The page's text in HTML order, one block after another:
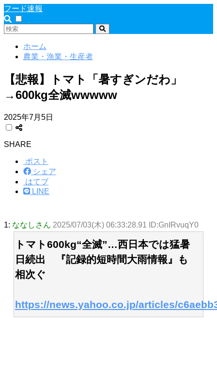
フード速報
ホーム
農業・漁業・生産者
【悲報】トマト「暑すぎンだわ」
→600kg全滅wwwww
2025年7月5日
SHARE
ポスト
シェア
はてブ
LINE
1: ななしさん 2025/07/03(木) 06:33:28.91 ID:GnIRvuqY0
トマト600kg“全滅”…西日本では猛暑
日続出 『記録的短時間大雨情報』も
相次ぐ
https://news.yahoo.co.jp/articles/